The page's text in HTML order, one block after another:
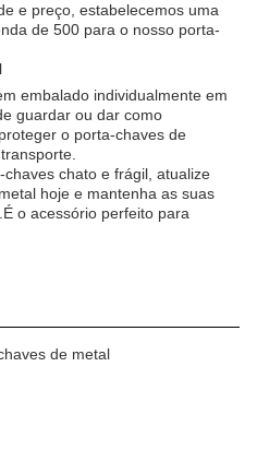
e preço, estabelecemos uma
de 500 para o nosso porta-
embalado individualmente em
guardar ou dar como
o porta-chaves de
chato e frágil, atualize
hoje e mantenha as suas
o acessório perfeito para
de metal